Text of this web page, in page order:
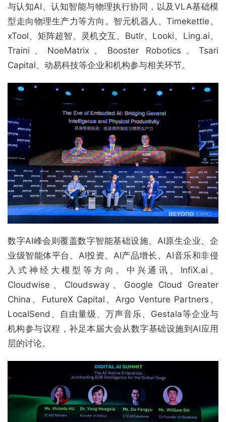
与认知AI、认知智能与物理执行协同，以及VLA基础模
型走向物理生产力等方向。智元机器人、Timekettle、
xTool、矩阵超智、灵机交互、Butlr、Looki、Ling.ai、
Traini、NoeMatrix、Booster Robotics、Tsari
Capital、动易科技等企业和机构参与相关环节。
数字AI峰会则覆盖数字智能基础设施、AI原生企业、企
业级智能体平台、AI投资、AI产品增长、AI音乐和非侵
入式神经大模型等方向。中兴通讯、InfiX.ai、
Cloudwise、Cloudsway、Google Cloud Greater
China、FutureX Capital、Argo Venture Partners、
LocalSend、自由量级、万声音乐、Gestala等企业与
机构参与议程，补足本届大会从数字基础设施到AI应用
层的讨论。